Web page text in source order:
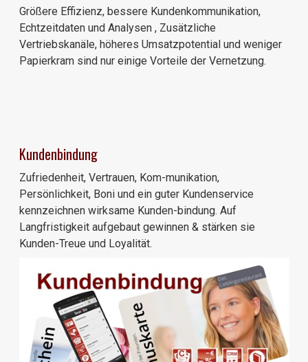
Größere Effizienz, bessere Kundenkommunikation,
Echtzeitdaten und Analysen , Zusätzliche
Vertriebskanäle, höheres Umsatzpotential und weniger
Papierkram sind nur einige Vorteile der Vernetzung.
Kundenbindung
Zufriedenheit, Vertrauen, Kom-munikation,
Persönlichkeit, Boni und ein guter Kundenservice
kennzeichnen wirksame Kunden-bindung. Auf
Langfristigkeit aufgebaut gewinnen & stärken sie
Kunden-Treue und Loyalität.